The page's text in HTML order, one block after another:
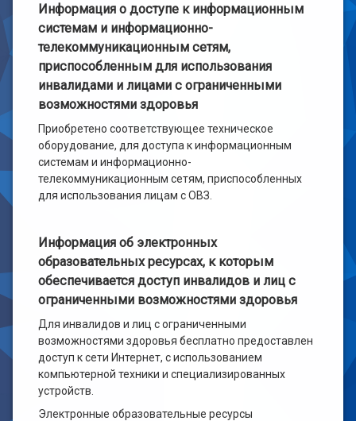
Информация о доступе к информационным
системам и информационно-
телекоммуникационным сетям,
приспособленным для использования
инвалидами и лицами с ограниченными
возможностями здоровья
Приобретено соответствующее техническое
оборудование, для доступа к информационным
системам и информационно-
телекоммуникационным сетям, приспособленных
для использования лицам с ОВЗ.
Информация об электронных
образовательных ресурсах, к которым
обеспечивается доступ инвалидов и лиц с
ограниченными возможностями здоровья
Для инвалидов и лиц с ограниченными
возможностями здоровья бесплатно предоставлен
доступ к сети Интернет, с использованием
компьютерной техники и специализированных
устройств.
Электронные образовательные ресурсы